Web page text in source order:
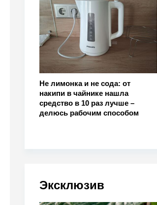
Не лимонка и не сода: от
накипи в чайнике нашла
средство в 10 раз лучше –
делюсь рабочим способом
Эксклюзив